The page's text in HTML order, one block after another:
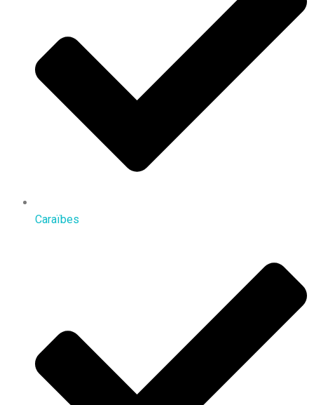
Caraïbes